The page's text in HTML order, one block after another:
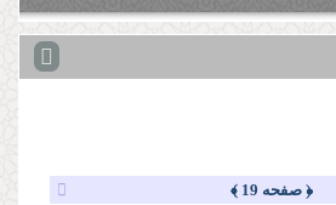
﴿ صفحه 19 ﴾